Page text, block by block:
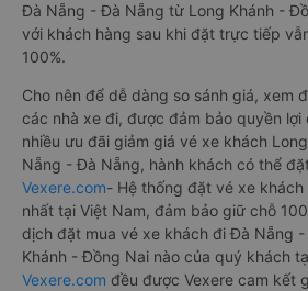
Đà Nẵng - Đà Nẵng từ Long Khánh -
với khách hàng sau khi đặt trực tiếp
100%.
Cho nên để dễ dàng so sánh giá, xem
các nhà xe đi, được đảm bảo quyền
nhiều ưu đãi giảm giá vé xe khách
Nẵng - Đà Nẵng, hành khách có thể
Vexere.com- Hệ thống đặt vé xe
nhất tại Việt Nam, đảm bảo giữ chỗ
dịch đặt mua vé xe khách đi Đà Nẵng
Khánh - Đồng Nai nào của quý khách
Vexere.com đều được Vexere cam kết